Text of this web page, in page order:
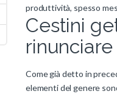
produttività, spesso
Cestini
rinunciare
Come già detto in
elementi del genere